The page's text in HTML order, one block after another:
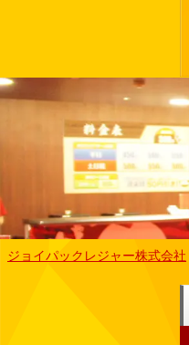
ジョイパックレジャー株式会社